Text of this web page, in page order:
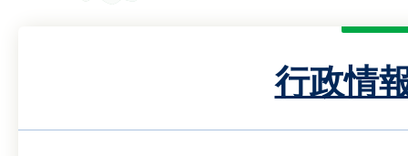
行政情